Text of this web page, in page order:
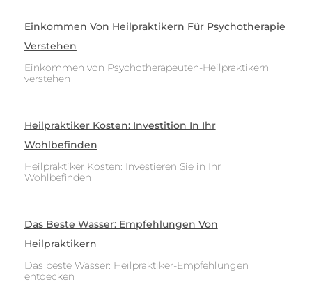
Einkommen Von Heilpraktikern Für Psychotherapie
Verstehen
Einkommen von Psychotherapeuten-Heilpraktikern
verstehen
Heilpraktiker Kosten: Investition In Ihr
Wohlbefinden
Heilpraktiker Kosten: Investieren Sie in Ihr
Wohlbefinden
Das Beste Wasser: Empfehlungen Von
Heilpraktikern
Das beste Wasser: Heilpraktiker-Empfehlungen
entdecken